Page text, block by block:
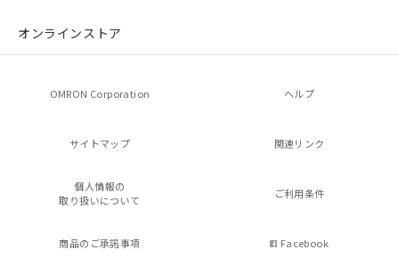
オンラインストア
OMRON Corporation ヘルプ
サイトマップ 関連リンク
個人情報の
取り扱いについて
ご利用条件
商品のご承諾事項 Facebook